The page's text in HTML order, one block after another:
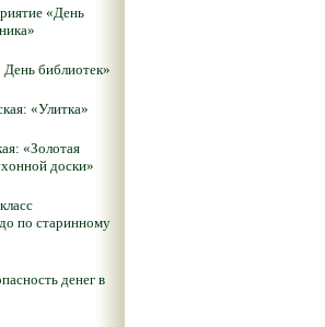
«День
библиотек»
«Улитка»
«Золотая
доски»
по старинному
денег в